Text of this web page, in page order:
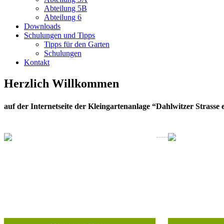
Abteilung 5B
Abteilung 6
Downloads
Schulungen und Tipps
Tipps für den Garten
Schulungen
Kontakt
Herzlich Willkommen
auf der Internetseite der Kleingartenanlage “Dahlwitzer Strasse